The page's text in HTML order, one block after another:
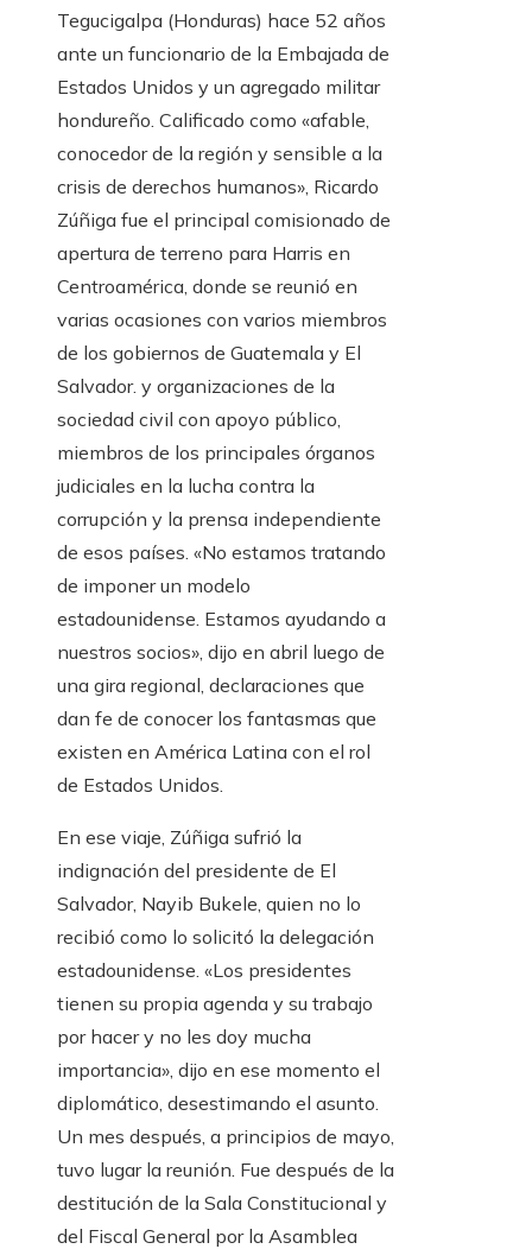
Tegucigalpa (Honduras) hace 52 años
ante un funcionario de la Embajada de
Estados Unidos y un agregado militar
hondureño. Calificado como «afable,
conocedor de la región y sensible a la
crisis de derechos humanos», Ricardo
Zúñiga fue el principal comisionado de
apertura de terreno para Harris en
Centroamérica, donde se reunió en
varias ocasiones con varios miembros
de los gobiernos de Guatemala y El
Salvador. y organizaciones de la
sociedad civil con apoyo público,
miembros de los principales órganos
judiciales en la lucha contra la
corrupción y la prensa independiente
de esos países. «No estamos tratando
de imponer un modelo
estadounidense. Estamos ayudando a
nuestros socios», dijo en abril luego de
una gira regional, declaraciones que
dan fe de conocer los fantasmas que
existen en América Latina con el rol
de Estados Unidos.
En ese viaje, Zúñiga sufrió la
indignación del presidente de El
Salvador, Nayib Bukele, quien no lo
recibió como lo solicitó la delegación
estadounidense. «Los presidentes
tienen su propia agenda y su trabajo
por hacer y no les doy mucha
importancia», dijo en ese momento el
diplomático, desestimando el asunto.
Un mes después, a principios de mayo,
tuvo lugar la reunión. Fue después de la
destitución de la Sala Constitucional y
del Fiscal General por la Asamblea